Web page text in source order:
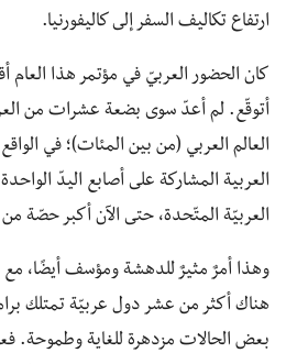
ارتفاع تكاليف السفر إلى كاليفورنيا.
كان الحضور العربيّ في مؤتمر هذا العام
أتوقّع. لم أعدّ سوى بضعة عشرات من
العالم العربي (من بين المئات)؛ في
العربية المشاركة على أصابع اليدّ
العربيّة المتّحدة، حتى الآن أكبر حصّة
وهذا أمرٌ مثيرٌ للدهشة ومؤسف أيضًا، مع
هناك أكثر من عشر دول عربيّة تمتلك
بعض الحالات مزدهرة للغاية وطموحة.